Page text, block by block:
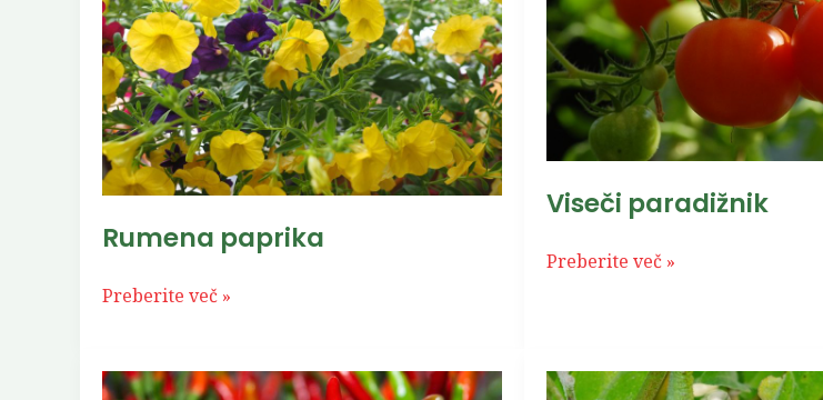
Rumena paprika
Preberite več »
Viseči paradižnik
Preberite več »
Feferoni
Jajčevec